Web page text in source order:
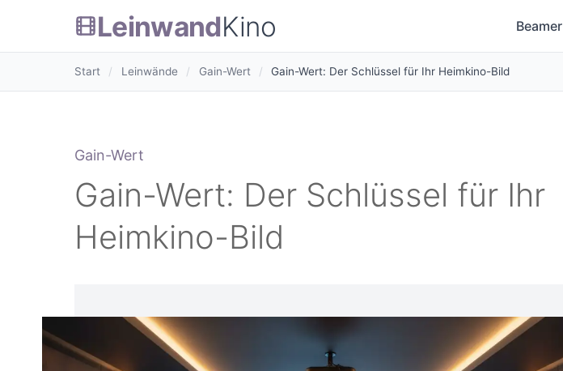
LeinwandKino Beamer
Start / Leinwände / Gain-Wert / Gain-Wert: Der Schlüssel für Ihr Heimkino-Bild
Gain-Wert
Gain-Wert: Der Schlüssel für Ihr
Heimkino-Bild